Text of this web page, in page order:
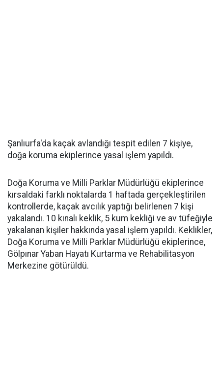
Şanlıurfa'da kaçak avlandığı tespit edilen 7 kişiye,
doğa koruma ekiplerince yasal işlem yapıldı.
Doğa Koruma ve Milli Parklar Müdürlüğü ekiplerince
kırsaldaki farklı noktalarda 1 haftada gerçekleştirilen
kontrollerde, kaçak avcılık yaptığı belirlenen 7 kişi
yakalandı. 10 kınalı keklik, 5 kum kekliği ve av tüfeğiyle
yakalanan kişiler hakkında yasal işlem yapıldı. Keklikler,
Doğa Koruma ve Milli Parklar Müdürlüğü ekiplerince,
Gölpınar Yaban Hayatı Kurtarma ve Rehabilitasyon
Merkezine götürüldü.